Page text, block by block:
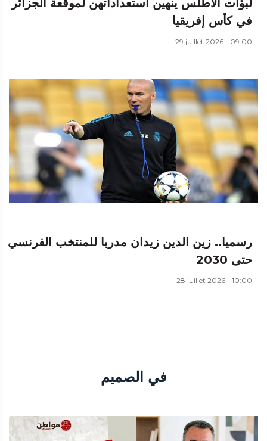
في كأس إفريقيا
29 juillet 2026 - 09:00
رسميا.. زين الدين زيدان مدربا للمنتخب الفرنسي
حتى 2030
28 juillet 2026 - 10:00
في الصميم